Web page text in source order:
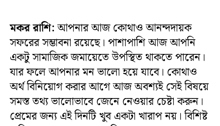
মকর রাশি:আপনার আজ কোথাও আনন্দদায়ক
সফরের সম্ভাবনা রয়েছে। পাশাপাশি আজ আপনি
একটু সামাজিক জমায়েতে উপস্থিত থাকতে পারেন।
যার ফলে আপনার মন ভালো হয়ে যাবে। কোথাও
অর্থ বিনিয়োগ করার আগে আজ অবশ্যই সেই বিষয়ে
সমস্ত তথ্য ভালোভাবে জেনে নেওয়ার চেষ্টা করুন।
প্রেমের জন্য এই দিনটি খুব একটা খারাপ নয়। বিশিষ্ট